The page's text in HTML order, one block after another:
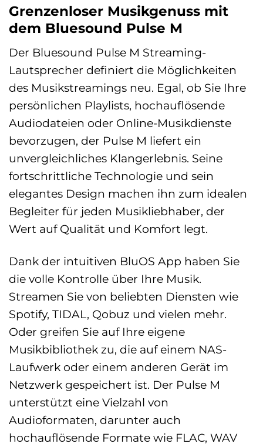
Grenzenloser Musikgenuss mit
dem Bluesound Pulse M
Der Bluesound Pulse M Streaming-
Lautsprecher definiert die Möglichkeiten
des Musikstreamings neu. Egal, ob Sie Ihre
persönlichen Playlists, hochauflösende
Audiodateien oder Online-Musikdienste
bevorzugen, der Pulse M liefert ein
unvergleichliches Klangerlebnis. Seine
fortschrittliche Technologie und sein
elegantes Design machen ihn zum idealen
Begleiter für jeden Musikliebhaber, der
Wert auf Qualität und Komfort legt.
Dank der intuitiven BluOS App haben Sie
die volle Kontrolle über Ihre Musik.
Streamen Sie von beliebten Diensten wie
Spotify, TIDAL, Qobuz und vielen mehr.
Oder greifen Sie auf Ihre eigene
Musikbibliothek zu, die auf einem NAS-
Laufwerk oder einem anderen Gerät im
Netzwerk gespeichert ist. Der Pulse M
unterstützt eine Vielzahl von
Audioformaten, darunter auch
hochauflösende Formate wie FLAC, WAV